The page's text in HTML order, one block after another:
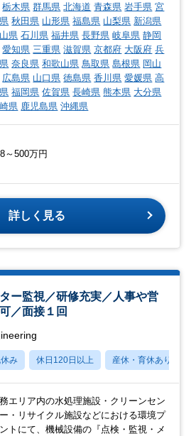
栃木県 群馬県 北海道 青森県 岩手県 宮
秋田県 山形県 福島県 山梨県 新潟県
県 石川県 福井県 長野県 岐阜県 静岡
愛知県 三重県 滋賀県 京都府 大阪府 兵
奈良県 和歌山県 鳥取県 島根県 岡山
広島県 山口県 徳島県 香川県 愛媛県 高
福岡県 佐賀県 長崎県 熊本県 大分県
県 鹿児島県 沖縄県
～500万円
詳しく見る
ー監視／研修充実／人事や営
／面接１回
み 休日120日以上 産休・育休あり
エリア内の水処理施設・クリーンセン
・リサイクル施設などにおける環境プ
トにて、機械設備の『点検・監視・メ